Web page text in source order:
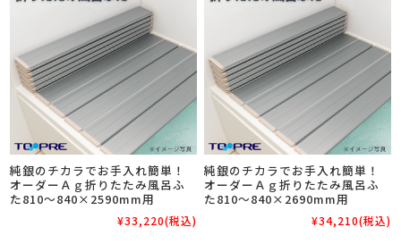
純銀のチカラでお手入れ簡単！
オーダーＡｇ折りたたみ風呂ふ
た810～840×2590mm用
¥33,220(税込)
純銀のチカラでお手入れ簡単！
オーダーＡｇ折りたたみ風呂ふ
た810～840×2690mm用
¥34,210(税込)